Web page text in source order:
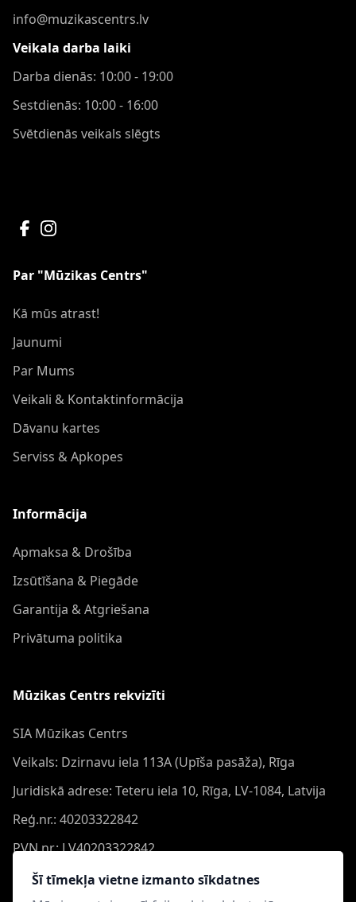
Šī tīmekļa vietne izmanto sīkdatnes
info@muzikascentrs.lv
Veikala darba laiki
Darba dienās: 10:00 - 19:00
Sestdienās: 10:00 - 16:00
Svētdienās veikals slēgts
Par "Mūzikas Centrs"
Kā mūs atrast!
Jaunumi
Par Mums
Veikali & Kontaktinformācija
Dāvanu kartes
Serviss & Apkopes
Informācija
Apmaksa & Drošība
Izsūtīšana & Piegāde
Garantija & Atgriešana
Privātuma politika
Mūzikas Centrs rekvizīti
SIA Mūzikas Centrs
Veikals: Dzirnavu iela 113A (Upīša pasāža), Rīga
Juridiskā adrese: Teteru iela 10, Rīga, LV-1084, Latvija
Reģ.nr.: 40203322842
PVN nr.: LV40203322842
Banka: Swedbank AS